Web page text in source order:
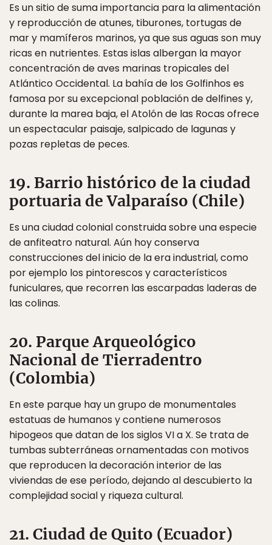
Es un sitio de suma importancia para la alimentación
y reproducción de atunes, tiburones, tortugas de
mar y mamíferos marinos, ya que sus aguas son muy
ricas en nutrientes. Estas islas albergan la mayor
concentración de aves marinas tropicales del
Atlántico Occidental. La bahía de los Golfinhos es
famosa por su excepcional población de delfines y,
durante la marea baja, el Atolón de las Rocas ofrece
un espectacular paisaje, salpicado de lagunas y
pozas repletas de peces.
19. Barrio histórico de la ciudad
portuaria de Valparaíso (Chile)
Es una ciudad colonial construida sobre una especie
de anfiteatro natural. Aún hoy conserva
construcciones del inicio de la era industrial, como
por ejemplo los pintorescos y característicos
funiculares, que recorren las escarpadas laderas de
las colinas.
20. Parque Arqueológico
Nacional de Tierradentro
(Colombia)
En este parque hay un grupo de monumentales
estatuas de humanos y contiene numerosos
hipogeos que datan de los siglos VI a X. Se trata de
tumbas subterráneas ornamentadas con motivos
que reproducen la decoración interior de las
viviendas de ese período, dejando al descubierto la
complejidad social y riqueza cultural.
21. Ciudad de Quito (Ecuador)